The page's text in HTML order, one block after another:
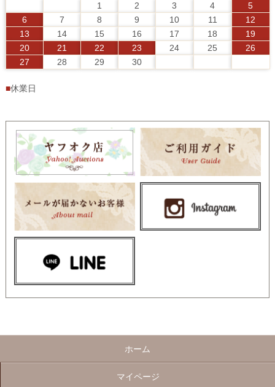
1
2 3 4
5
6
7 8 9 10 11
12
13
14 15 16 17 18
19
20
21 22 23 24 25
26
27
28 29 30
■休業日
ホーム
マイページ